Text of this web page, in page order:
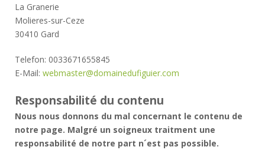
La Granerie
Molieres-sur-Ceze
30410 Gard
Telefon: 0033671655845
E-Mail: webmaster@domainedufiguier.com
Responsabilité du contenu
Nous nous donnons du mal concernant le contenu de
notre page. Malgré un soigneux traitment une
responsabilité de notre part n´est pas possible.